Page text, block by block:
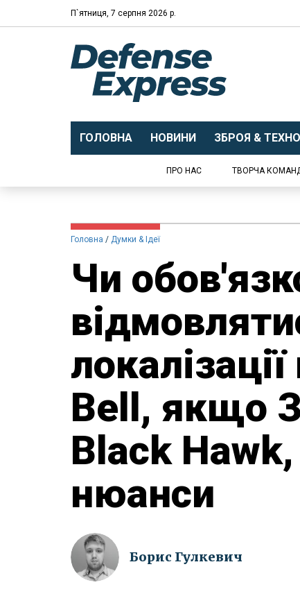
П`ятниця, 7 серпня 2026 р.
ГОЛОВНА НОВИНИ ЗБРОЯ &
ПРО НАС ТВОРЧА
Головна Думки & Ідеї
Чи
Bell, якщо
Black Hawk,
нюанси
Борис Гулкевич